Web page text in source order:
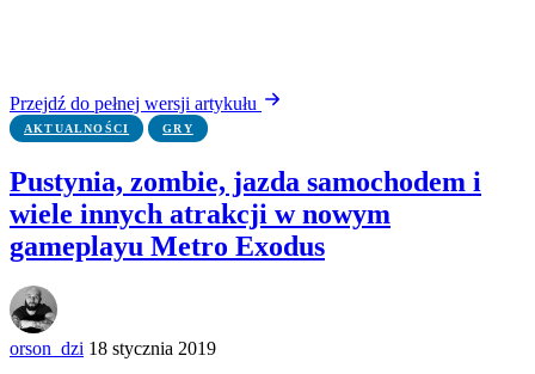
Przejdź do pełnej wersji artykułu
AKTUALNOŚCI GRY
Pustynia, zombie, jazda samochodem i
wiele innych atrakcji w nowym
gameplayu Metro Exodus
orson_dzi 18 stycznia 2019